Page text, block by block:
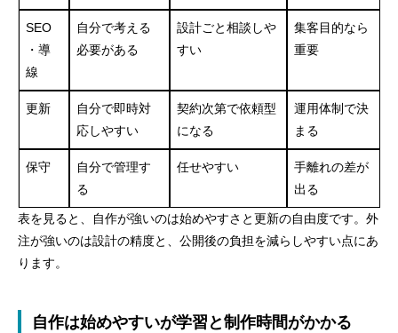
SEO
・導
線
自分で考える
必要がある
設計ごと相談しや
すい
集客目的なら
重要
更新
自分で即時対
応しやすい
契約次第で依頼型
になる
運用体制で決
まる
保守
自分で管理す
る
任せやすい
手離れの差が
出る
表を見ると、自作が強いのは始めやすさと更新の自由度です。外
注が強いのは設計の精度と、公開後の負担を減らしやすい点にあ
ります。
自作は始めやすいが学習と制作時間がかかる